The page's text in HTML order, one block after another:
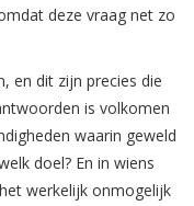
deze vraag net zo
en dit zijn precies die
is volkomen
waarin geweld
doel? En in wiens
werkelijk onmogelijk